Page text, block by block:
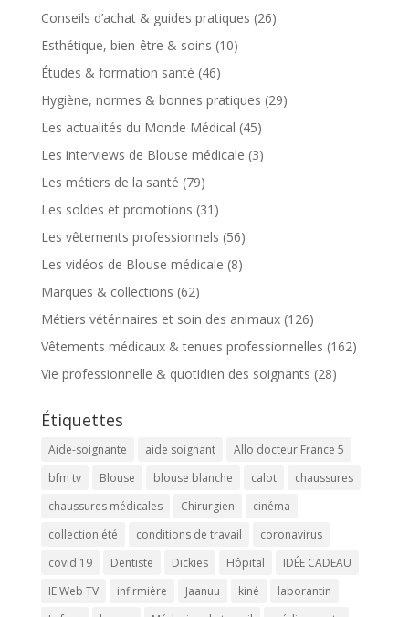
Conseils d’achat & guides pratiques (26)
Esthétique, bien-être & soins (10)
Études & formation santé (46)
Hygiène, normes & bonnes pratiques (29)
Les actualités du Monde Médical (45)
Les interviews de Blouse médicale (3)
Les métiers de la santé (79)
Les soldes et promotions (31)
Les vêtements professionnels (56)
Les vidéos de Blouse médicale (8)
Marques & collections (62)
Métiers vétérinaires et soin des animaux(126)
Vêtements médicaux & tenues professionnelles (162)
Vie professionnelle & quotidien des soignants (28)
Étiquettes
Aide-soignante aide soignant
Allo docteur France 5
bfm tv
Blouse blouse blanche calot
chaussures
chaussures médicales
Chirurgien
cinéma
collection été
conditions de travail
coronavirus
covid 19
Dentiste Dickies Hôpital
IDÉE CADEAU
IE Web TV
infirmière Jaanuu kiné
laborantin